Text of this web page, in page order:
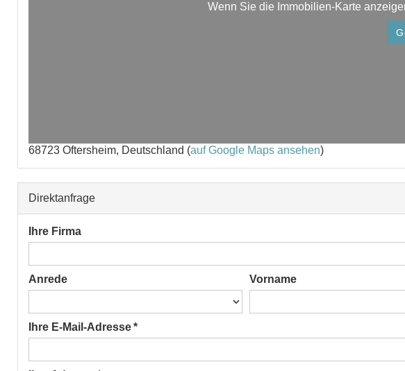
Wenn Sie die Immobilien-Karte
68723 Oftersheim, Deutschland (auf Google Maps ansehen)
Direktanfrage
Ihre Firma
Anrede Vorname
Ihre E-Mail-Adresse *